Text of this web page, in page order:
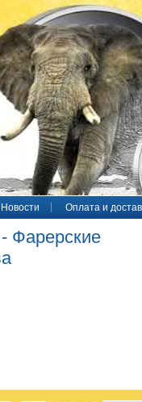
Новости Оплата и
Фарерские